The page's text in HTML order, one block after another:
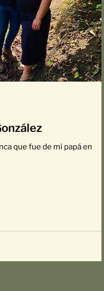
que fue de mi papá en